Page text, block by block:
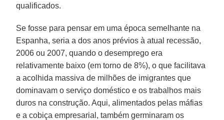
qualificados.
Se fosse para pensar em uma época semelhante na
Espanha, seria a dos anos prévios à atual recessão,
2006 ou 2007, quando o desemprego era
relativamente baixo (em torno de 8%), o que facilitava
a acolhida massiva de milhões de imigrantes que
dominavam o serviço doméstico e os trabalhos mais
duros na construção. Aqui, alimentados pelas máfias
e a cobiça empresarial, também germinaram os